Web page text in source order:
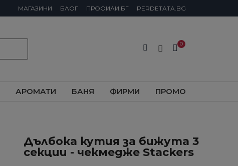
МАГАЗИНИ БЛОГ ПРОФИЛИ.БГ PERDETATA.BG
АРОМАТИ БАНЯ ФИРМИ ПРОМО
Дълбока кутия за бижута 3
секции - чекмедже Stackers